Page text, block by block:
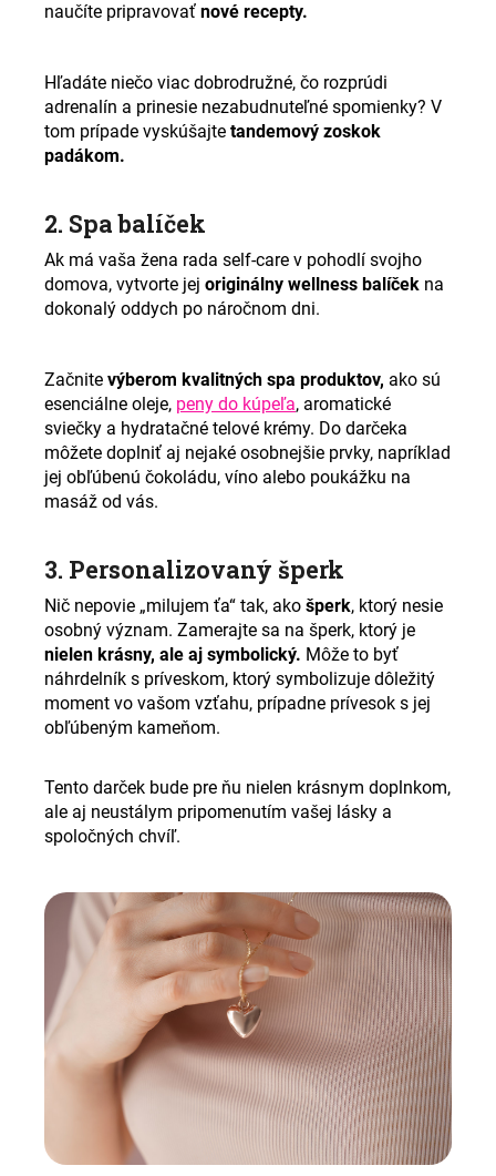
naučíte pripravovať nové recepty.
Hľadáte niečo viac dobrodružné, čo rozprúdi
adrenalín a prinesie nezabudnuteľné spomienky? V
tom prípade vyskúšajte tandemový zoskok
padákom.
2. Spa balíček
Ak má vaša žena rada self-care v pohodlí svojho
domova, vytvorte jej originálny wellness balíček na
dokonalý oddych po náročnom dni.
Začnite výberom kvalitných spa produktov, ako sú
esenciálne oleje, peny do kúpeľa, aromatické
sviečky a hydratačné telové krémy. Do darčeka
môžete doplniť aj nejaké osobnejšie prvky, napríklad
jej obľúbenú čokoládu, víno alebo poukážku na
masáž od vás.
3. Personalizovaný šperk
Nič nepovie „milujem ťa“ tak, ako šperk, ktorý nesie
osobný význam. Zamerajte sa na šperk, ktorý je
nielen krásny, ale aj symbolický. Môže to byť
náhrdelník s príveskom, ktorý symbolizuje dôležitý
moment vo vašom vzťahu, prípadne prívesok s jej
obľúbeným kameňom.
Tento darček bude pre ňu nielen krásnym doplnkom,
ale aj neustálym pripomenutím vašej lásky a
spoločných chvíľ.